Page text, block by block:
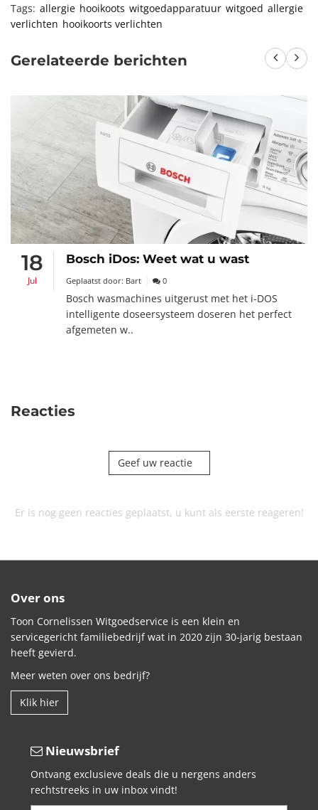
Tags: allergie hooikoots witgoedapparatuur witgoed allergie
verlichten hooikoorts verlichten
Gerelateerde berichten
18
Jul
Bosch iDos: Weet wat u wast
Geplaatst door: Bart 0
Bosch wasmachines uitgerust met het i-DOS
intelligente doseersysteem doseren het perfect
afgemeten w..
Reacties
Geef uw reactie
Er is nog geen reacties geplaatst, u kunt als eerste reageren!
Over ons
Toon Cornelissen Witgoedservice is een klein en
servicegericht familiebedrijf wat in 2020 zijn 30-jarig bestaan
heeft gevierd.
Meer weten over ons bedrijf?
Klik hier
Nieuwsbrief
Ontvang exclusieve deals die u nergens anders
rechtstreeks in uw inbox vindt!